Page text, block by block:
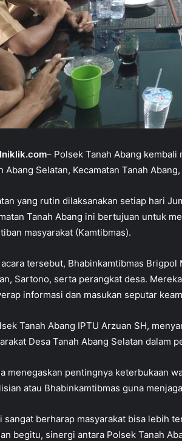
– Polsek Tanah Abang kembali
Abang Selatan, Kecamatan Tanah
yang rutin dilaksanakan setiap hari
Tanah Abang ini bertujuan untuk
masyarakat (Kamtibmas).
acara tersebut, Bhabinkamtibmas Brigpol
Sartono, serta perangkat desa.
informasi dan masukan seputar
Tanah Abang IPTU Arzuan SH,
Desa Tanah Abang Selatan dalam
menegaskan pentingnya keterbukaan
atau Bhabinkamtibmas guna
sangat berharap masyarakat bisa lebih
begitu, sinergi antara Polsek Tanah